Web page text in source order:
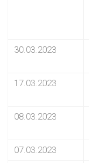
30.03.2023
17.03.2023
08.03.2023
07.03.2023